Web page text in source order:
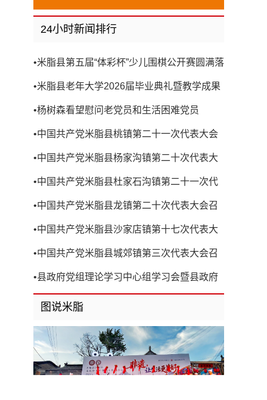
24小时新闻排行
•米脂县第五届“体彩杯”少儿围棋公开赛圆满落
•米脂县老年大学2026届毕业典礼暨教学成果
•杨树森看望慰问老党员和生活困难党员
•中国共产党米脂县桃镇第二十一次代表大会
•中国共产党米脂县杨家沟镇第二十次代表大
•中国共产党米脂县杜家石沟镇第二十一次代
•中国共产党米脂县龙镇第二十次代表大会召
•中国共产党米脂县沙家店镇第十七次代表大
•中国共产党米脂县城郊镇第三次代表大会召
•县政府党组理论学习中心组学习会暨县政府
第8次党组（扩大）会议召开
图说米脂